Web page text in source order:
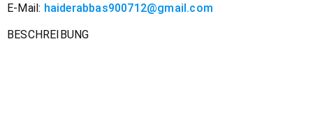
E-Mail: haiderabbas900712@gmail.com
BESCHREIBUNG